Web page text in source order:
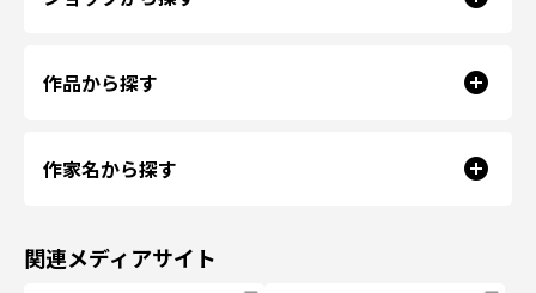
作品から探す
作家名から探す
関連メディアサイト